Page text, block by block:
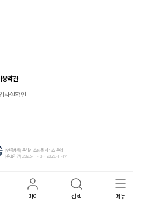
마이 검색 메뉴
용약관
사실확인
[인증범위] 온라인 쇼핑몰 서비스 운영
[유효기간] 2023-11-18 ~ 2026-11-17